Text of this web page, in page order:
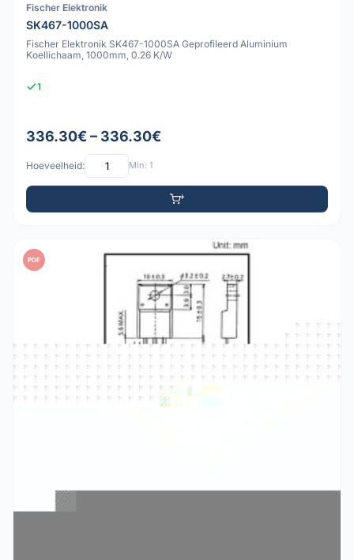
Fischer Elektronik
SK467-1000SA
Fischer Elektronik SK467-1000SA Geprofileerd Aluminium
Koellichaam, 1000mm, 0.26 K/W
1
336.30€ – 336.30€
Hoeveelheid: Min: 1
PDF